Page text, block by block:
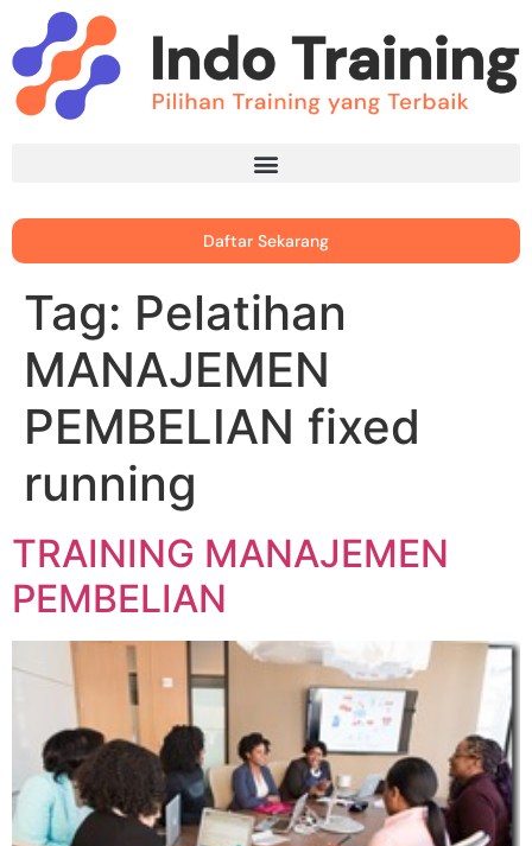
Daftar Sekarang
Tag: Pelatihan
MANAJEMEN
PEMBELIAN fixed
running
TRAINING MANAJEMEN
PEMBELIAN